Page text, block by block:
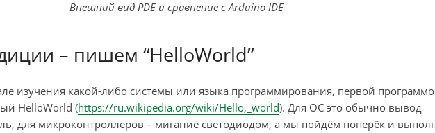
Внешний вид PDE и сравнение с Arduino IDE
– пишем “HelloWorld”
изучения какой-либо системы или языка программирования, первой
HelloWorld (https://ru.wikipedia.org/wiki/Hello,_world). Для ОС это обычно вывод
для микроконтроллеров – мигание светодиодом, а мы пойдём поперёк и